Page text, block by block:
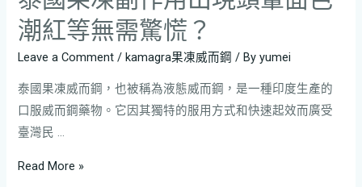
潮紅等無需驚慌？
Leave a Comment / kamagra果凍威而鋼 / Byyumei
泰國果凍威而鋼，也被稱為液態威而鋼，是一種印度生產的
口服威而鋼藥物。它因其獨特的服用方式和快速起效而廣受
臺灣民 …
Read More »